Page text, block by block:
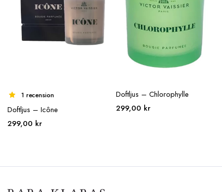
1 recension
Doftljus – Icône
299,00 kr
Doftljus – Chlorophylle
299,00 kr